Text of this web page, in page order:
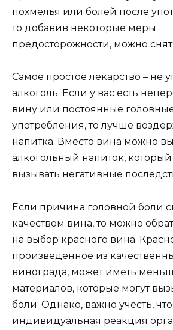
похмелья или болей после
то добавив некоторые меры
предосторожности, можно
Самое простое лекарство – не
алкоголь. Если у вас есть
вину или постоянные
употребления, то лучше
напитка. Вместо вина можно
алкогольный напиток,
вызывать негативные
Если причина головной боли
качеством вина, то можно
на выбор красного вина.
произведенное из
винограда, может иметь
материалов, которые могут
боли. Однако, важно учесть, что
индивидуальная реакция